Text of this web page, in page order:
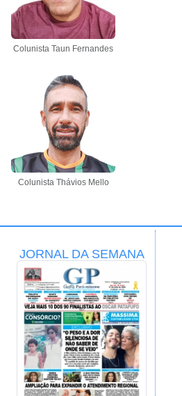
Colunista Taun Fernandes
Colunista Thávios Mello
JORNAL DA SEMANA